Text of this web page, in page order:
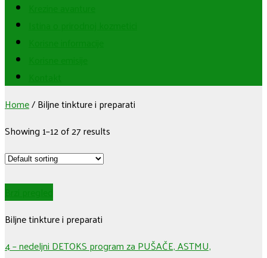
Home/Biljne tinkture i preparati
Showing 1–12 of 27 results
Biljne tinkture i preparati
4 – nedeljni DETOKS program za PUŠAČE, ASTMU,